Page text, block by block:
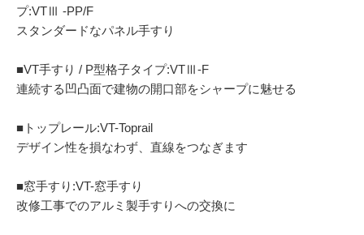
プ:VTⅢ -PP/F
スタンダードなパネル手すり
■VT手すり / P型格子タイプ:VTⅢ-F
連続する凹凸面で建物の開口部をシャープに魅せる
■トップレール:VT-Toprail
デザイン性を損なわず、直線をつなぎます
■窓手すり:VT-窓手すり
改修工事でのアルミ製手すりへの交換に